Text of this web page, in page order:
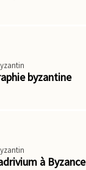
byzantine
à Byzance